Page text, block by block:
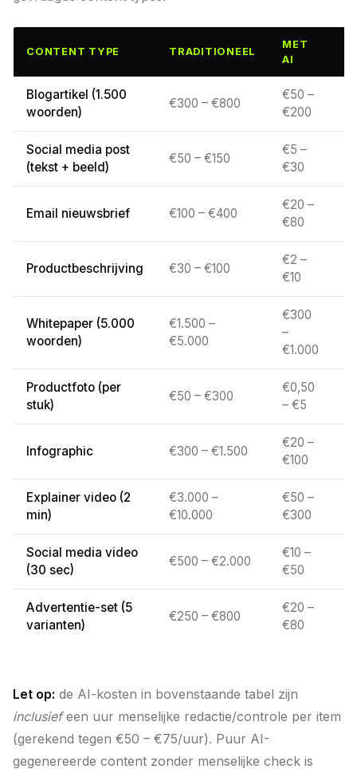
CONTENT TYPE TRADITIONEEL
MET
AI
Blogartikel (1.500
woorden)
€300 – €800
€50 –
€200
Social media post
(tekst + beeld)
€50 – €150
€5 –
€30
Email nieuwsbrief €100 – €400
€20 –
€80
Productbeschrijving €30 – €100
€2 –
€10
Whitepaper (5.000
woorden)
€1.500 –
€5.000
€300
–
€1.000
Productfoto (per
stuk)
€50 – €300
€0,50
– €5
Infographic €300 – €1.500
€20 –
€100
Explainer video (2
min)
€3.000 –
€10.000
€50 –
€300
Social media video
(30 sec)
€500 – €2.000
€10 –
€50
Advertentie-set (5
varianten)
€250 – €800
€20 –
€80
Let op: de AI-kosten in bovenstaande tabel zijn
inclusiefeen uur menselijke redactie/controle per item
(gerekend tegen €50 – €75/uur). Puur AI-
gegenereerde content zonder menselijke check is